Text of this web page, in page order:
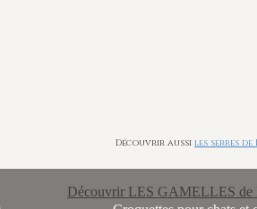
Découvrir aussi les serres de
Découvrir LES GAMELLES de